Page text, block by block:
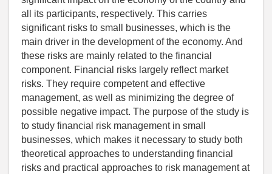
all its participants, respectively. This carries
significant risks to small businesses, which is the
main driver in the development of the economy. And
these risks are mainly related to the financial
component. Financial risks largely reflect market
risks. They require competent and effective
management, as well as minimizing the degree of
possible negative impact. The purpose of the study is
to study financial risk management in small
businesses, which makes it necessary to study both
theoretical approaches to understanding financial
risks and practical approaches to risk management at